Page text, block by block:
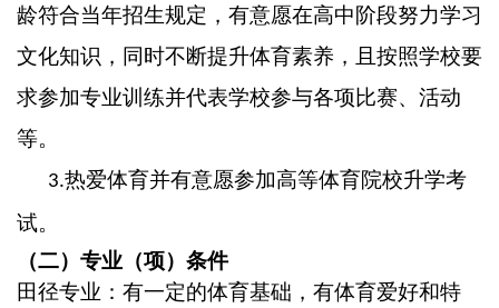
龄符合当年招生规定，有意愿在高中阶段努力学习
文化知识，同时不断提升体育素养，且按照学校要
求参加专业训练并代表学校参与各项比赛、活动
等。
3.热爱体育并有意愿参加高等体育院校升学考
试。
（二）专业（项）条件
田径专业：有一定的体育基础，有体育爱好和特